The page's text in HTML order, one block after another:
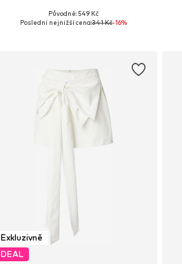
Dostupné velikosti: XS, S, M, L
Původně: 549 Kč
Poslední nejnižší cena:341 Kč-16%
Exkluzivně
DEAL